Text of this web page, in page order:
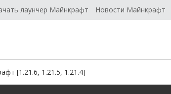
лаунчер Майнкрафт Новости Майнкрафт
[1.21.6, 1.21.5, 1.21.4]